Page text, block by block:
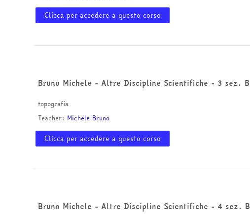
Clicca per accedere a questo corso
Bruno Michele - Altre Discipline Scientifiche - 3 sez. B
topografia
Teacher: Michele Bruno
Clicca per accedere a questo corso
Bruno Michele - Altre Discipline Scientifiche - 4 sez. B